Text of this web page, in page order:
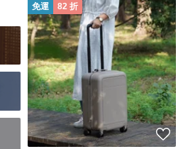
免運 82 折